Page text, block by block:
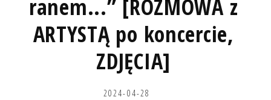
ranem...” [ROZMOWA z
ARTYSTĄ po koncercie,
ZDJĘCIA]
2024-04-28